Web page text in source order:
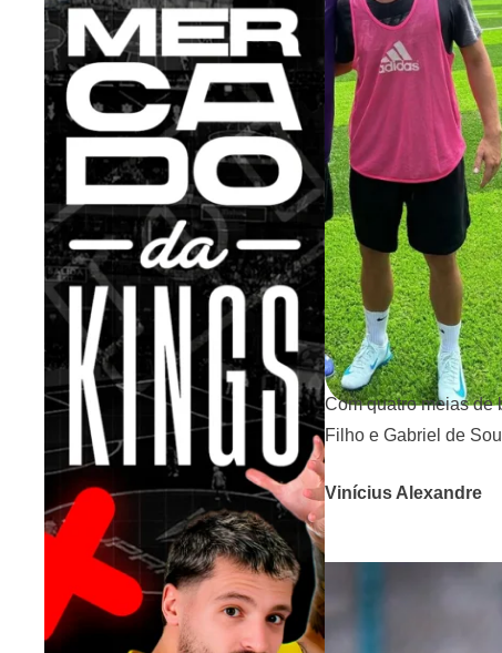
Com quatro meias de
Filho e Gabriel de
Vinícius Alexandre